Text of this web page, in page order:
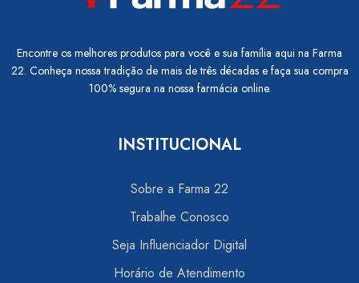
Encontre os melhores produtos para você e sua família aqui na Farma
22. Conheça nossa tradição de mais de três décadas e faça sua compra
100% segura na nossa farmácia online.
INSTITUCIONAL
Sobre a Farma 22
Trabalhe Conosco
Seja Influenciador Digital
Horário de Atendimento